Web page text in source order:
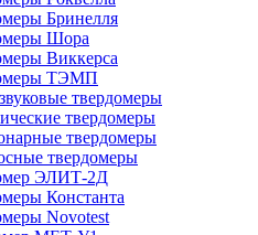
Бринелля
Шора
Виккерса
ТЭМП
твердомеры
твердомеры
твердомеры
твердомеры
ЭЛИТ-2Д
Константа
Novotest